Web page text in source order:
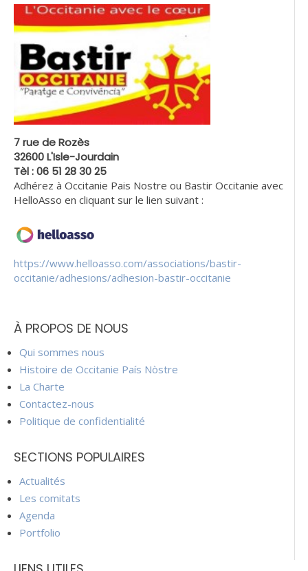
7 rue de Rozès
32600 L'Isle-Jourdain
Tèl : 06 51 28 30 25
Adhérez à Occitanie Pais Nostre ou Bastir Occitanie avec
HelloAsso en cliquant sur le lien suivant :
https://www.helloasso.com/associations/bastir-
occitanie/adhesions/adhesion-bastir-occitanie
À PROPOS DE NOUS
Qui sommes nous
Histoire de Occitanie País Nòstre
La Charte
Contactez-nous
Politique de confidentialité
SECTIONS POPULAIRES
Actualités
Les comitats
Agenda
Portfolio